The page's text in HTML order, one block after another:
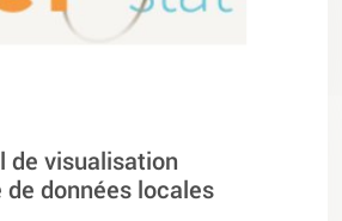
de visualisation
données locales